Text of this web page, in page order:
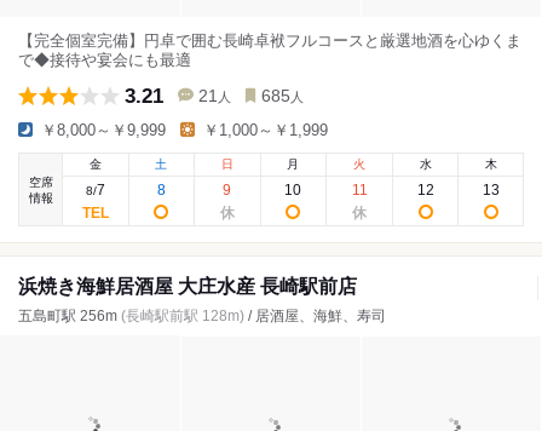
【完全個室完備】円卓で囲む長崎卓袱フルコースと厳選地酒を心ゆくま
で◆接待や宴会にも最適
3.21 21 人 685 人
￥8,000～￥9,999 ￥1,000～￥1,999
空席
情報
金
8/7
土
8
日
9
月
10
火
11
水
12
木
13
浜焼き海鮮居酒屋 大庄水産 長崎駅前店
五島町駅 256m (長崎駅前駅 128m) / 居酒屋、海鮮、寿司